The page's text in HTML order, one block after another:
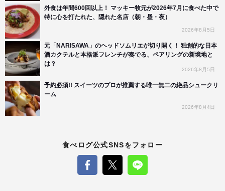
外食は年間600回以上！ マッキー牧元が2026年7月に食べた中で
特に心を打たれた、隠れた名店（朝・昼・夜）
2026年8月5日
元「NARISAWA」のヘッドソムリエが切り開く！ 独創的な日本
酒カクテルと本格派フレンチが奏でる、ペアリングの新境地と
は？
2026年8月5日
予約必須!! スイーツのプロが推薦する唯一無二の絶品シュークリ
ーム
2026年8月4日
食べログ公式SNSをフォロー